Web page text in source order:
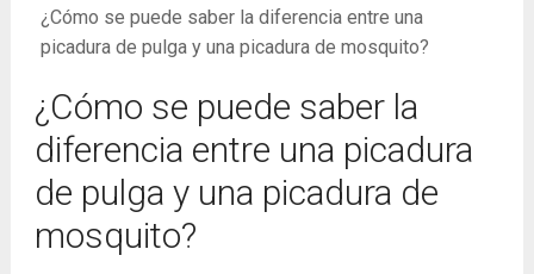
¿Cómo se puede saber la diferencia entre una
picadura de pulga y una picadura de mosquito?
¿Cómo se puede saber la
diferencia entre una picadura
de pulga y una picadura de
mosquito?